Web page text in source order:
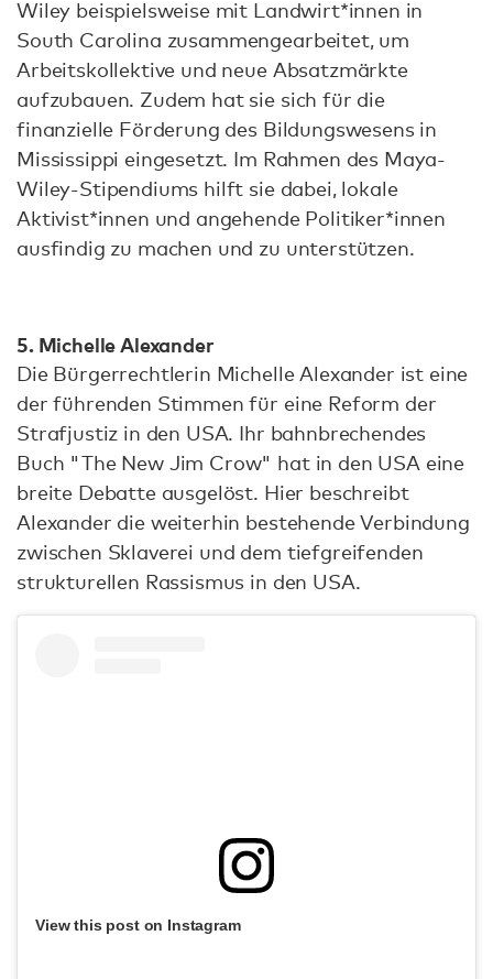
Wiley beispielsweise mit Landwirt*innen in
South Carolina zusammengearbeitet, um
Arbeitskollektive und neue Absatzmärkte
aufzubauen. Zudem hat sie sich für die
finanzielle Förderung des Bildungswesens in
Mississippi eingesetzt. Im Rahmen des Maya-
Wiley-Stipendiums hilft sie dabei, lokale
Aktivist*innen und angehende Politiker*innen
ausfindig zu machen und zu unterstützen.
5. Michelle Alexander
Die Bürgerrechtlerin Michelle Alexander ist eine
der führenden Stimmen für eine Reform der
Strafjustiz in den USA. Ihr bahnbrechendes
Buch "The New Jim Crow" hat in den USA eine
breite Debatte ausgelöst. Hier beschreibt
Alexander die weiterhin bestehende Verbindung
zwischen Sklaverei und dem tiefgreifenden
strukturellen Rassismus in den USA.
View this post on Instagram